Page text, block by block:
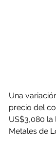
Una
precio del
US$3,080 la
Metales de